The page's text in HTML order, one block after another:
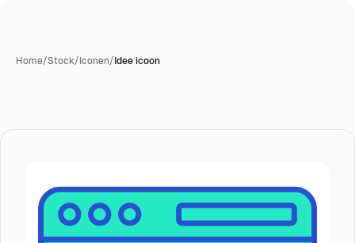
Home/Stock/Iconen/Idee icoon